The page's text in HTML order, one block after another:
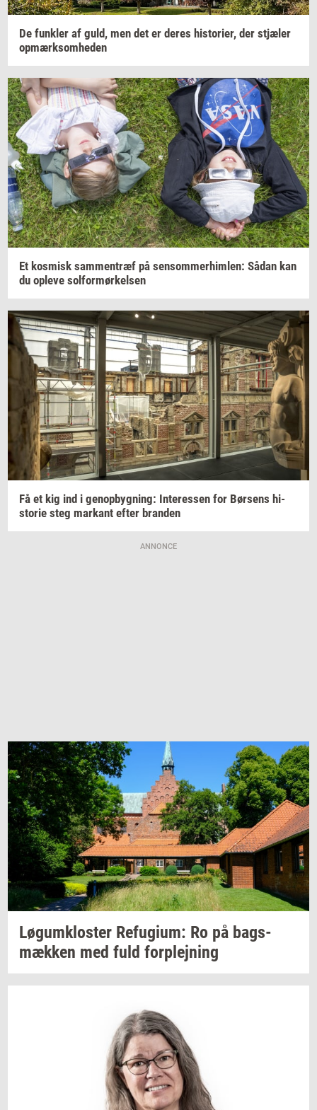
De funk­ler af guld, men det er deres hi­sto­ri­er, der stjæ­ler
op­mærk­som­he­den
Et kos­misk sam­men­træf på sen­som­mer­him­len: Sådan kan
du op­le­ve sol­for­mør­kel­sen
Få et kig ind i genop­byg­ning: In­ter­es­sen for Bør­sens hi­
sto­rie steg mar­kant efter bran­den
ANNONCE
Løgum­klo­ster Re­fu­gi­um: Ro på bags­
mæk­ken med fuld for­plej­ning